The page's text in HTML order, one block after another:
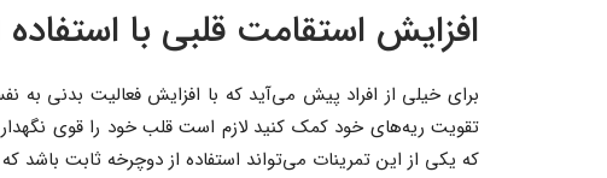
افزایش استقامت قلبی با
برای خیلی از افراد پیش می‌آید که با افزایش فعالیت بدنی به
تقویت ریه‌های خود کمک کنید لازم است قلب خود را قوی
که یکی از این تمرینات می‌تواند استفاده از دوچرخه ثابت